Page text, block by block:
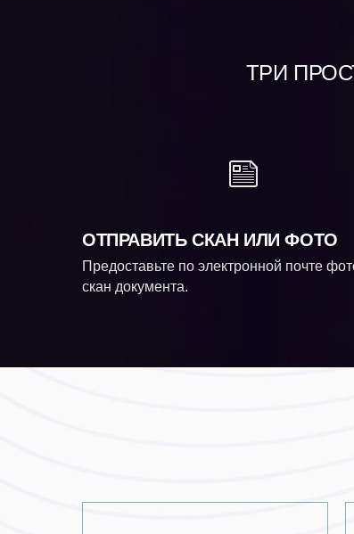
ТРИ
ОТПРАВИТЬ СКАН ИЛИ ФОТО
Предоставьте по электронной почте
скан документа.